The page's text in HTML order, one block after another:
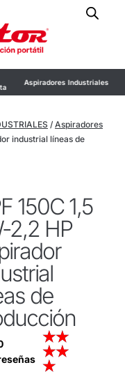
Aspiradores Industriales
/ Aspiradores
industrial líneas de
150C 1,5
2,2 HP
de
★★
★★
★